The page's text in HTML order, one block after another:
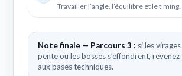
Travailler l’angle, l’équilibre et le timing.
Note finale — Parcours 3 : si les
pente ou les bosses s’effondrent,
aux bases techniques.